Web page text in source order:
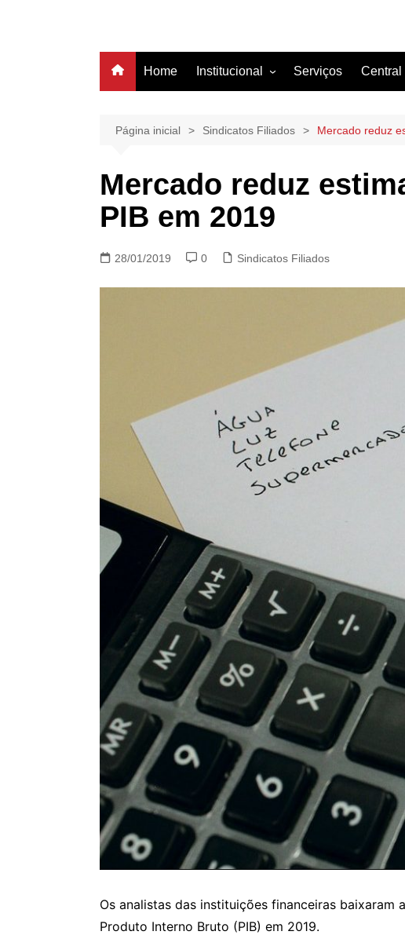
Home Institucional
Estrutura
Diretoria
Serviços Central
Página inicial Sindicatos Filiados Mercado reduz
Mercado reduz
PIB em 2019
28/01/2019 0 Sindicatos Filiados
Os analistas das instituições financeiras
Produto Interno Bruto (PIB) em 2019.